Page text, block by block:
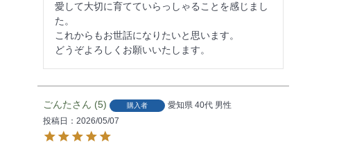
愛して大切に育てていらっしゃることを感じまし
た。
これからもお世話になりたいと思います。
どうぞよろしくお願いいたします。
ごんた 5 購入者 愛知県 40代 男性
投稿日
2026/05/07